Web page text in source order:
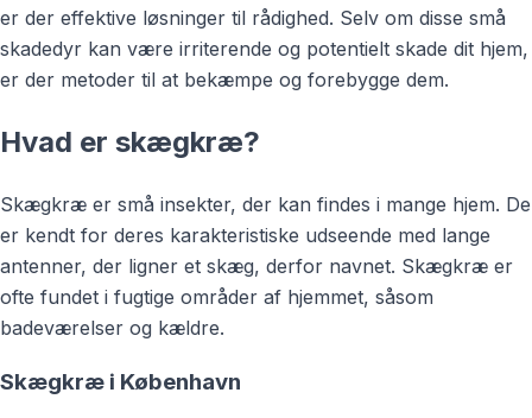
er der effektive løsninger til rådighed. Selv om disse små
skadedyr kan være irriterende og potentielt skade dit hjem,
er der metoder til at bekæmpe og forebygge dem.
Hvad er skægkræ?
Skægkræ er små insekter, der kan findes i mange hjem. De
er kendt for deres karakteristiske udseende med lange
antenner, der ligner et skæg, derfor navnet. Skægkræ er
ofte fundet i fugtige områder af hjemmet, såsom
badeværelser og kældre.
Skægkræ i København